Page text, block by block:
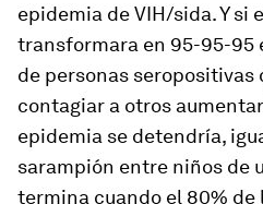
epidemia de VIH/sida. Y si
transformara en 95-95-95
de personas seropositivas
contagiar a otros
epidemia se detendría,
sarampión entre niños de
termina cuando el 80% de